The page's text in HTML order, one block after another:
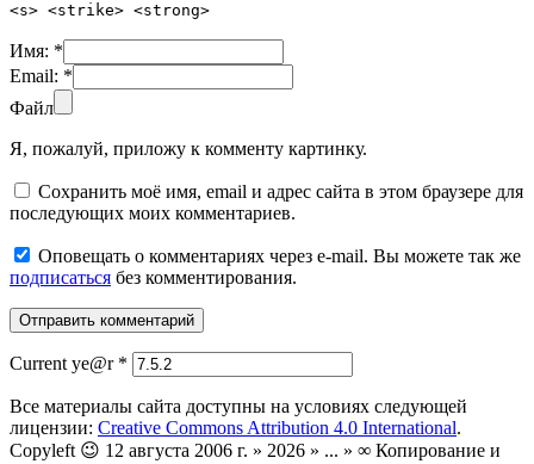
<s> <strike> <strong>
Имя: *
Email: *
Файл
Я, пожалуй, приложу к комменту картинку.
Сохранить моё имя, email и адрес сайта в этом браузере для
последующих моих комментариев.
Оповещать о комментариях через e-mail. Вы можете так же
подписаться без комментирования.
Current ye@r *
Все материалы сайта доступны на условиях следующей
лицензии: Creative Commons Attribution 4.0 International.
Copyleft 😉 12 августа 2006 г. » 2026 » ... » ∞ Копирование и